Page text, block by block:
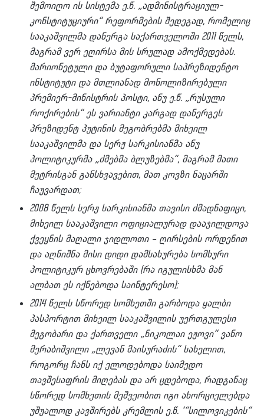
შემოიღო ის სისტემა ე.წ. „ადმინისტრაციულ-
კონსტიტუციური“ რეფორმების შედეგად, რომელიც
სააკაშვილმა დანერგა საქართველოში 2011 წელს,
მაგრამ ვერ ეღირსა მის სრულად ამოქმედებას.
მარიონეტული და ბუტაფორული საპრეზიდენტო
ინსტიტუტი და მთლიანად მონოლიზირებული
პრემიერ-მინისტრის პოსტი, ანუ ე.წ. „რუსული
როქირების“ ეს ვარიანტი კარგად დანერგეს
პრეზიდენტ პუტინის მეგობრებმა მიხეილ
სააკაშვილმა და სერჟ სარკისიანმა ანუ
პოლიტიკურმა „ძმებმა ბლუზებმა“, მაგრამ მათი
მეტრისგან განსხვავებით, მათ კოვზი ნაცარში
ჩაუვარდათ;
2008 წელს სერჟ სარკისიანმა თავისი ძმადნაფიცი,
მიხეილ სააკაშვილი ოფიციალურად დააჯილდოვა
ქვეყნის მაღალი ჯიდლოთი – ღირსების ორდენით
და აღნიშნა მისი დიდი დამსახურება სომხური
პოლიტიკურ ცხოვრებაში (რა იგულისხმა მან
ალბათ ეს იქნებოდა საინტერესო);
2014 წელს სწორედ სომხეთში გარბოდა ყალბი
პასპორტით მიხეილ სააკაშვილის უერთგულესი
მეგობარი და ქართველი „ნიკოლაი ეჟოვი“ ვანო
მერაბიშვილი „ლევან მაისურაძის“ სახელით,
როგორც ჩანს იქ ელოდებოდა საიმედო
თავშესაფრის მიღებას და არ ცდებოდა, რადგანაც
სწორედ სომხეთის მეშვეობით იგი ახორციელებდა
უშუალოდ კავშირებს კრემლის ე.წ. ‘“სილოვიკების“